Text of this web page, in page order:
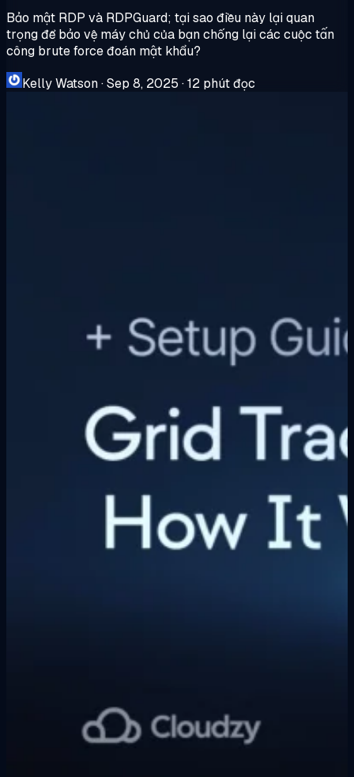
Bảo mật RDP và RDPGuard; tại sao điều này lại quan
trọng để bảo vệ máy chủ của bạn chống lại các cuộc tấn
công brute force đoán mật khẩu?
Kelly Watson·Sep 8, 2025 ·12 phút đọc